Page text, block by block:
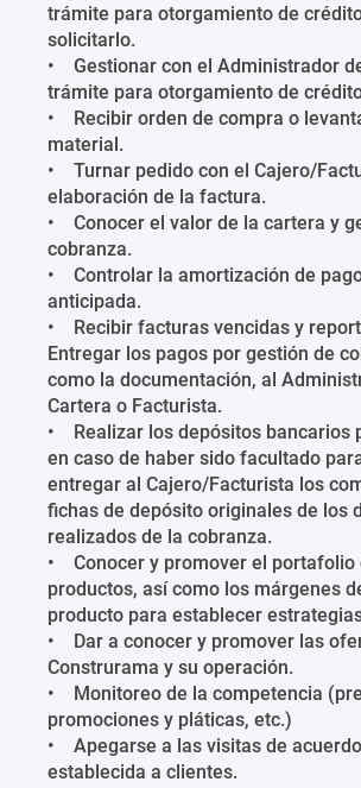
trámite para otorgamiento de
solicitarlo.
• Gestionar con el Administrador
trámite para otorgamiento de
• Recibir orden de compra o
material.
• Turnar pedido con el Cajero/
elaboración de la factura.
• Conocer el valor de la cartera y
cobranza.
• Controlar la amortización de
anticipada.
• Recibir facturas vencidas y
Entregar los pagos por gestión de
como la documentación, al
Cartera o Facturista.
• Realizar los depósitos bancarios
en caso de haber sido facultado
entregar al Cajero/Facturista los
fichas de depósito originales de los
realizados de la cobranza.
• Conocer y promover el portafolio
productos, así como los márgenes
producto para establecer
• Dar a conocer y promover las
Construrama y su operación.
• Monitoreo de la competencia
promociones y pláticas, etc.)
• Apegarse a las visitas de
establecida a clientes.